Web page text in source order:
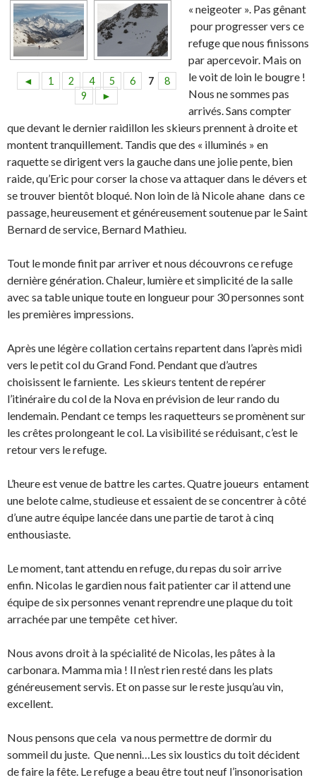
◄ 1 2 4 5 6 7
8
9
►
« neigeoter ». Pas gênant
pour progresser vers ce
refuge que nous finissons
par apercevoir. Mais on
le voit de loin le bougre !
Nous ne sommes pas
arrivés. Sans compter
que devant le dernier raidillon les skieurs prennent à droite et
montent tranquillement. Tandis que des « illuminés » en
raquette se dirigent vers la gauche dans une jolie pente, bien
raide, qu’Eric pour corser la chose va attaquer dans le dévers et
se trouver bientôt bloqué. Non loin de là Nicole ahane dans ce
passage, heureusement et généreusement soutenue par le Saint
Bernard de service, Bernard Mathieu.
Tout le monde finit par arriver et nous découvrons ce refuge
dernière génération. Chaleur, lumière et simplicité de la salle
avec sa table unique toute en longueur pour 30 personnes sont
les premières impressions.
Après une légère collation certains repartent dans l’après midi
vers le petit col du Grand Fond. Pendant que d’autres
choisissent le farniente. Les skieurs tentent de repérer
l’itinéraire du col de la Nova en prévision de leur rando du
lendemain. Pendant ce temps les raquetteurs se promènent sur
les crêtes prolongeant le col. La visibilité se réduisant, c’est le
retour vers le refuge.
L’heure est venue de battre les cartes. Quatre joueurs entament
une belote calme, studieuse et essaient de se concentrer à côté
d’une autre équipe lancée dans une partie de tarot à cinq
enthousiaste.
Le moment, tant attendu en refuge, du repas du soir arrive
enfin. Nicolas le gardien nous fait patienter car il attend une
équipe de six personnes venant reprendre une plaque du toit
arrachée par une tempête cet hiver.
Nous avons droit à la spécialité de Nicolas, les pâtes à la
carbonara. Mamma mia ! Il n’est rien resté dans les plats
généreusement servis. Et on passe sur le reste jusqu’au vin,
excellent.
Nous pensons que cela va nous permettre de dormir du
sommeil du juste. Que nenni…Les six loustics du toit décident
de faire la fête. Le refuge a beau être tout neuf l’insonorisation